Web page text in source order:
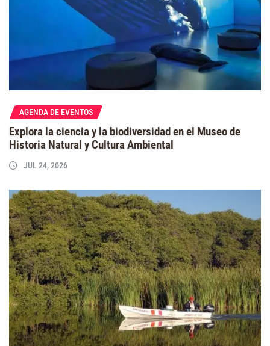
AGENDA DE EVENTOS
Explora la ciencia y la biodiversidad en el Museo de
Historia Natural y Cultura Ambiental
JUL 24, 2026